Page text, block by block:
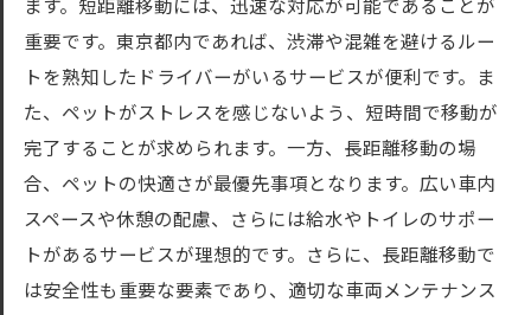
ます。短距離移動には、迅速な対応が可能であることが
重要です。東京都内であれば、渋滞や混雑を避けるルー
トを熟知したドライバーがいるサービスが便利です。ま
た、ペットがストレスを感じないよう、短時間で移動が
完了することが求められます。一方、長距離移動の場
合、ペットの快適さが最優先事項となります。広い車内
スペースや休憩の配慮、さらには給水やトイレのサポー
トがあるサービスが理想的です。さらに、長距離移動で
は安全性も重要な要素であり、適切な車両メンテナンス